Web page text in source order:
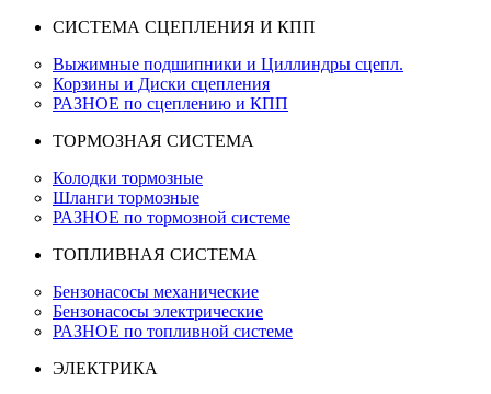
СИСТЕМА СЦЕПЛЕНИЯ И КПП
Выжимные подшипники и Циллиндры сцепл.
Корзины и Диски сцепления
РАЗНОЕ по сцеплению и КПП
ТОРМОЗНАЯ СИСТЕМА
Колодки тормозные
Шланги тормозные
РАЗНОЕ по тормозной системе
ТОПЛИВНАЯ СИСТЕМА
Бензонасосы механические
Бензонасосы электрические
РАЗНОЕ по топливной системе
ЭЛЕКТРИКА